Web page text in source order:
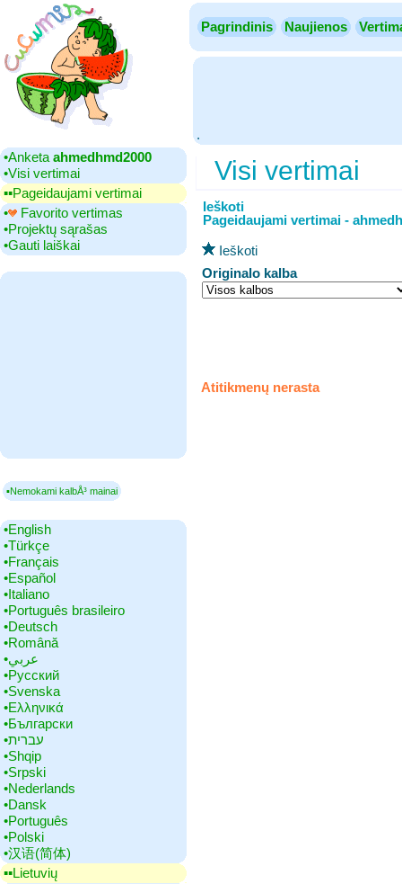
Pagrindinis Naujienos
.
•‎Anketa ahmedhmd2000
•‎Visi vertimai
▪▪‎Pageidaujami vertimai
•‎
Favorito vertimas
•‎Projektų sąrašas
•‎Gauti laiškai
▪Nemokami kalbÅ³ mainai
•‎English
•‎Türkçe
•‎Français
•‎Español
•‎Italiano
•‎Português brasileiro
•‎Deutsch
•‎Română
•‎عربي
•‎Русский
•‎Svenska
•‎Ελληνικά
•‎Български
•‎עברית
•‎Shqip
•‎Srpski
•‎Nederlands
•‎Dansk
•‎Português
•‎Polski
•‎汉语(简体)
▪▪‎Lietuvių
Visi vertimai
Ieškoti
Pageidaujami vertimai -
Ieškoti
Originalo kalba
Atitikmenų nerasta